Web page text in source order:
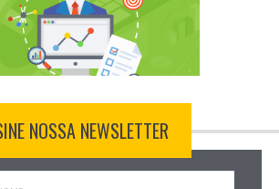
NOSSA NEWSLETTER